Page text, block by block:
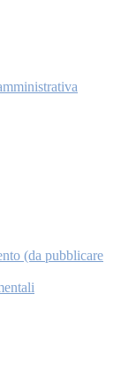
(da pubblicare